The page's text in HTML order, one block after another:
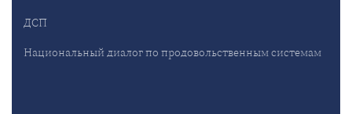
ДСП
Национальный диалог по продовольственным системам